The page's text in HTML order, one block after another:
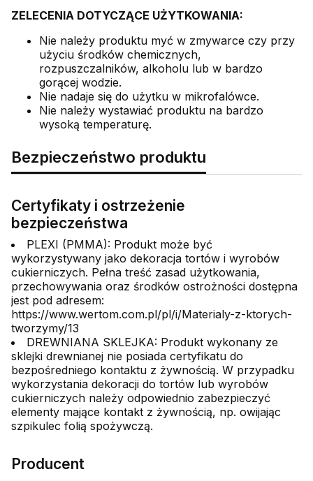
ZELECENIA DOTYCZĄCE UŻYTKOWANIA:
Nie należy produktu myć w zmywarce czy przy
użyciu środków chemicznych,
rozpuszczalników, alkoholu lub w bardzo
gorącej wodzie.
Nie nadaje się do użytku w mikrofalówce.
Nie należy wystawiać produktu na bardzo
wysoką temperaturę.
Bezpieczeństwo produktu
Certyfikaty i ostrzeżenie
bezpieczeństwa
PLEXI (PMMA): Produkt może być
wykorzystywany jako dekoracja tortów i wyrobów
cukierniczych. Pełna treść zasad użytkowania,
przechowywania oraz środków ostrożności dostępna
jest pod adresem:
https://www.wertom.com.pl/pl/i/Materialy-z-ktorych-
tworzymy/13
DREWNIANA SKLEJKA: Produkt wykonany ze
sklejki drewnianej nie posiada certyfikatu do
bezpośredniego kontaktu z żywnością. W przypadku
wykorzystania dekoracji do tortów lub wyrobów
cukierniczych należy odpowiednio zabezpieczyć
elementy mające kontakt z żywnością, np. owijając
szpikulec folią spożywczą.
Producent